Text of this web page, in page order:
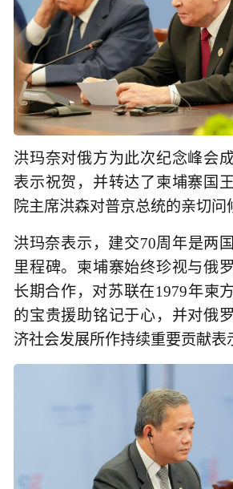
洪玛奈对俄方为此次纪念峰会
表示祝贺，并转达了柬埔寨国
院主席洪森对普京总统的亲切问
洪玛奈表示，建交70周年是两
里程碑。柬埔寨始终珍视与俄
长期合作，对苏联在1979年柬
的宝贵援助铭记于心，并对俄
济社会发展所作持续重要贡献表